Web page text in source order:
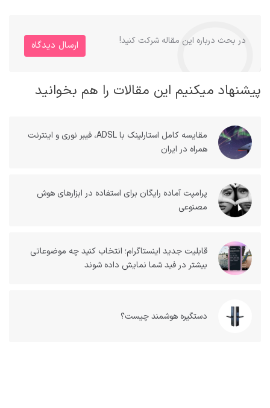
در بحث درباره این مقاله شرکت کنید! ارسال دیدگاه
پیشنهاد میکنیم این مقالات را هم بخوانید
مقایسه کامل استارلینک با ADSL، فیبر نوری و اینترنت
همراه در ایران
پرامپت آماده رایگان برای استفاده در ابزارهای هوش
مصنوعی
قابلیت جدید اینستاگرام؛ انتخاب کنید چه موضوعاتی
بیشتر در فید شما نمایش داده شوند
دستگیره هوشمند چیست؟